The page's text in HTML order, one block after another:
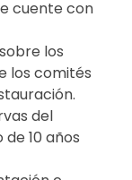
cuente con
los
los comités
del
10 años